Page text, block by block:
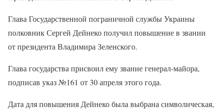
Глава Государственной пограничной службы Украины
полковник Сергей Дейнеко получил повышение в звании
от президента Владимира Зеленского.
Глава государства присвоил ему звание генерал-майора,
подписав указ №161 от 30 апреля этого года.
Дата для повышения Дейнеко была выбрана символическая,